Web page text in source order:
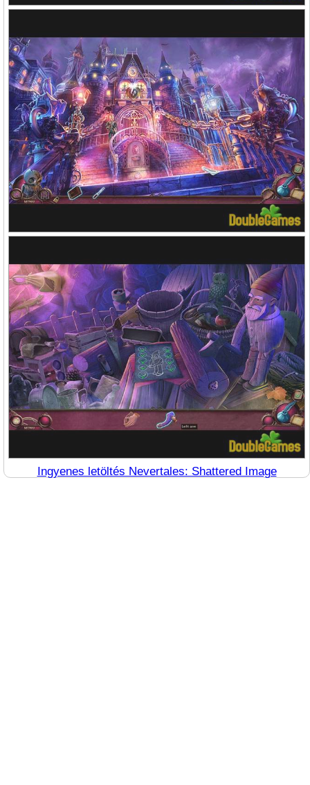
Ingyenes letöltés Nevertales: Shattered Image